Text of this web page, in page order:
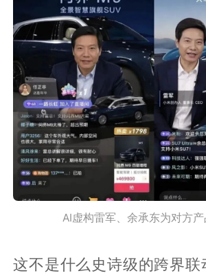
AI虚构雷军、余承东为对方产
这不是什么史诗级的跨界联